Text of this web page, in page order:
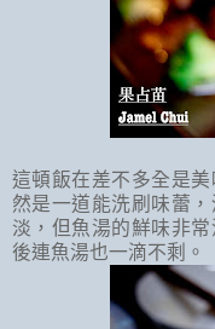
這頓飯在差不多全是
然是一道能洗刷味蕾
淡，但魚湯的鮮味非
後連魚湯也一滴不剩。